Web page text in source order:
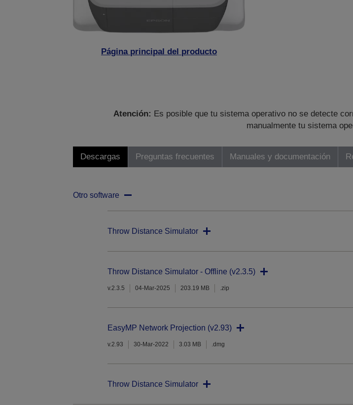
Página principal del producto
Atención: Es posible que tu sistema operativo no se detecte
manualmente tu sistema
Descargas Preguntas frecuentes Manuales y documentación
Otro software
Throw Distance Simulator
Throw Distance Simulator - Offline (v2.3.5)
v.2.3.5 04-Mar-2025 203.19 MB .zip
EasyMP Network Projection (v2.93)
v.2.93 30-Mar-2022 3.03 MB .dmg
Throw Distance Simulator